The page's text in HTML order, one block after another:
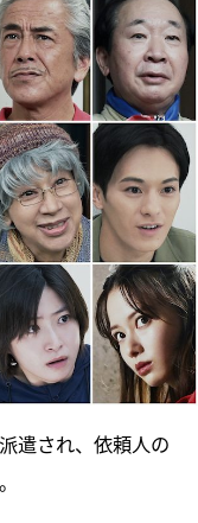
遣され、依頼人の